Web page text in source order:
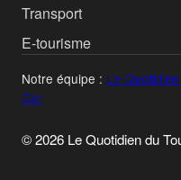
Transport
E-tourisme
Notre équipe : Le
Car
© 2026 Le Quotidien du